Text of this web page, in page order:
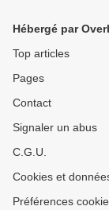
Hébergé par
Top articles
Pages
Contact
Signaler un abus
C.G.U.
Cookies et
Préférences